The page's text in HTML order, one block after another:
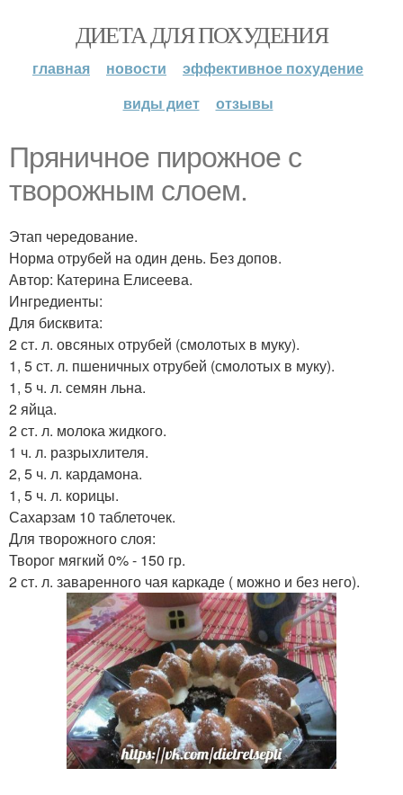
ДИЕТА ДЛЯ ПОХУДЕНИЯ
главная новости
эффективное похудение
виды диет
отзывы
Пряничное пирожное с
творожным слоем.
Этап чередование.
Норма отрубей на один день. Без допов.
Автор: Катерина Елисеева.
Ингредиенты:
Для бисквита:
2 ст. л. овсяных отрубей (смолотых в муку).
1, 5 ст. л. пшеничных отрубей (смолотых в муку).
1, 5 ч. л. семян льна.
2 яйца.
2 ст. л. молока жидкого.
1 ч. л. разрыхлителя.
2, 5 ч. л. кардамона.
1, 5 ч. л. корицы.
Сахарзам 10 таблеточек.
Для творожного слоя:
Творог мягкий 0% - 150 гр.
2 ст. л. заваренного чая каркаде ( можно и без него).